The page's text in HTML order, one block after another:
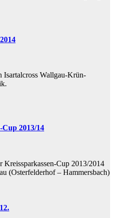
Isartalcross Wallgau-Krün-
Cup 2013/14
Kreissparkassen-Cup 2013/2014
(Osterfelderhof – Hammersbach)